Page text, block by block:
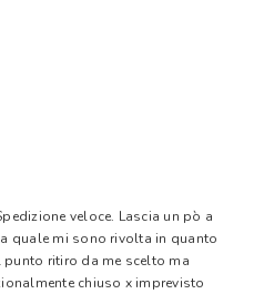
veloce. Lascia un pò a
quale mi sono rivolta in quanto
ritiro da me scelto ma
chiuso x imprevisto